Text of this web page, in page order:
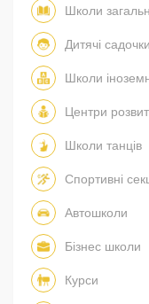
Школи
Дитячі садочки
Школи
Центри
Школи танців
Спортивні
Автошколи
Бізнес школи
Курси